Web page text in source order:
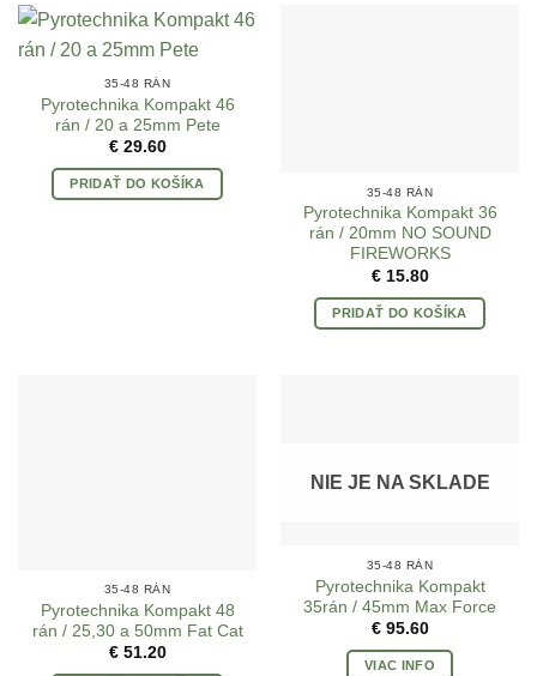
35-48 RÁN
Pyrotechnika Kompakt 46
rán / 20 a 25mm Pete
€29.60
PRIDAŤ DO KOŠÍKA
35-48 RÁN
Pyrotechnika Kompakt 36
rán / 20mm NO SOUND
FIREWORKS
€15.80
PRIDAŤ DO KOŠÍKA
35-48 RÁN
Pyrotechnika Kompakt 48
rán / 25,30 a 50mm Fat Cat
€51.20
NIE JE NA SKLADE
35-48 RÁN
Pyrotechnika Kompakt
35rán / 45mm Max Force
€95.60
VIAC INFO